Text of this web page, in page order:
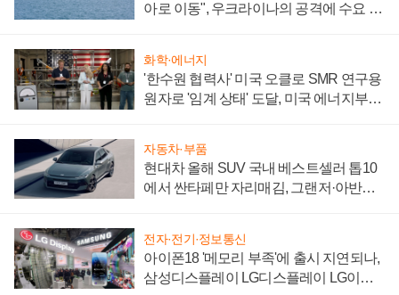
아로 이동", 우크라이나의 공격에 수요 늘
화학·에너지
'한수원 협력사' 미국 오클로 SMR 연구용
원자로 '임계 상태' 도달, 미국 에너지부
자동차·부품
현대차 올해 SUV 국내 베스트셀러 톱10
에서 싼타페만 자리매김, 그랜저·아반떼
전자·전기·정보통신
아이폰18 '메모리 부족'에 출시 지연되나,
삼성디스플레이 LG디스플레이 LG이노